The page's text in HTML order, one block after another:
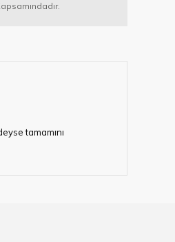
tamamını